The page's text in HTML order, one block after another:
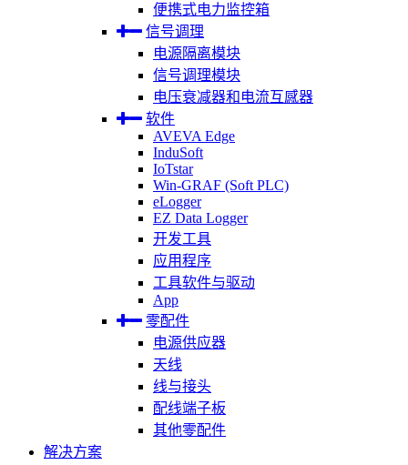
便携式电力监控箱
信号调理
电源隔离模块
信号调理模块
电压衰减器和电流互感器
软件
AVEVA Edge
InduSoft
IoTstar
Win-GRAF (Soft PLC)
eLogger
EZ Data Logger
开发工具
应用程序
工具软件与驱动
App
零配件
电源供应器
天线
线与接头
配线端子板
其他零配件
解决方案